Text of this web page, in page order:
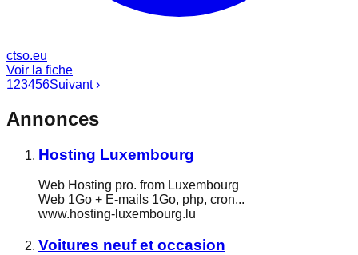
ctso.eu
Voir la fiche
123456Suivant ›
Annonces
Hosting Luxembourg
Web Hosting pro. from Luxembourg
Web 1Go + E-mails 1Go, php, cron,..
www.hosting-luxembourg.lu
Voitures neuf et occasion